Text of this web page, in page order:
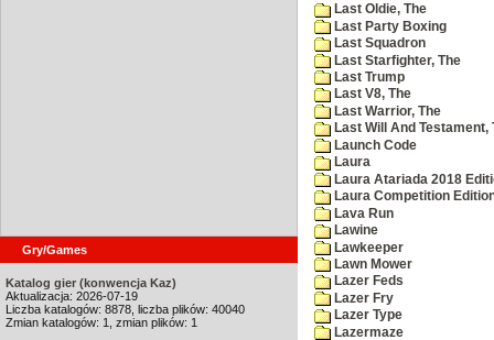
Gry/Games
Katalog gier (konwencja Kaz)
Aktualizacja: 2026-07-19
Liczba katalogów: 8878, liczba plików: 40040
Zmian katalogów: 1, zmian plików: 1
Last Oldie, The
Last Party Boxing
Last Squadron
Last Starfighter, The
Last Trump
Last V8, The
Last Warrior, The
Last Will And Testament,
Launch Code
Laura
Laura Atariada 2018
Laura Competition
Lava Run
Lawine
Lawkeeper
Lawn Mower
Lazer Feds
Lazer Fry
Lazer Type
Lazermaze